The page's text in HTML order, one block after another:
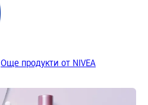
Още продукти от NIVEA